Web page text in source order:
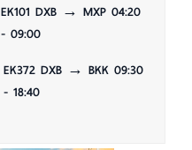
EK101 DXB → MXP 04:20
- 09:00
EK372 DXB → BKK 09:30
- 18:40